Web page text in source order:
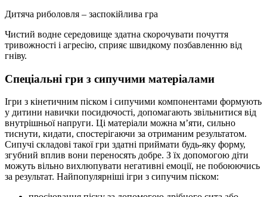
Дитяча риболовля – заспокійлива гра
Чистий водне середовище здатна скорочувати почуття
тривожності і агресію, сприяє швидкому позбавленню від
гніву.
Спеціальні гри з сипучими матеріалами
Ігри з кінетичним піском і сипучими компонентами формують
у дитини навички посидючості, допомагають звільнитися від
внутрішньої напруги. Ці матеріали можна м’яти, сильно
тиснути, кидати, спостерігаючи за отриманим результатом.
Сипучі складові такої гри здатні приймати будь-яку форму,
згубний вплив вони переносять добре. З їх допомогою діти
можуть вільно вихлюпувати негативні емоції, не побоюючись
за результат. Найпопулярніші ігри з сипучим піском: